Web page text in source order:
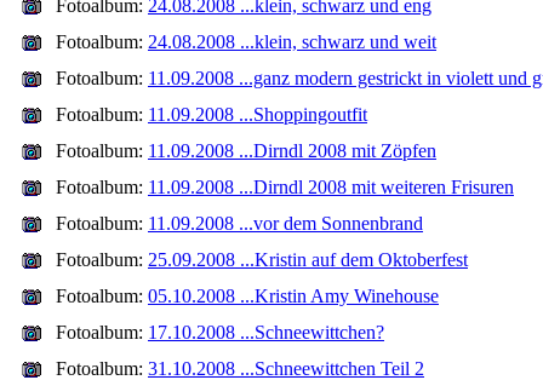
Fotoalbum: 24.08.2008 ...klein, schwarz und eng
Fotoalbum: 24.08.2008 ...klein, schwarz und weit
Fotoalbum: 11.09.2008 ...ganz modern gestrickt in violett und
Fotoalbum: 11.09.2008 ...Shoppingoutfit
Fotoalbum: 11.09.2008 ...Dirndl 2008 mit Zöpfen
Fotoalbum: 11.09.2008 ...Dirndl 2008 mit weiteren Frisuren
Fotoalbum: 11.09.2008 ...vor dem Sonnenbrand
Fotoalbum: 25.09.2008 ...Kristin auf dem Oktoberfest
Fotoalbum: 05.10.2008 ...Kristin Amy Winehouse
Fotoalbum: 17.10.2008 ...Schneewittchen?
Fotoalbum: 31.10.2008 ...Schneewittchen Teil 2